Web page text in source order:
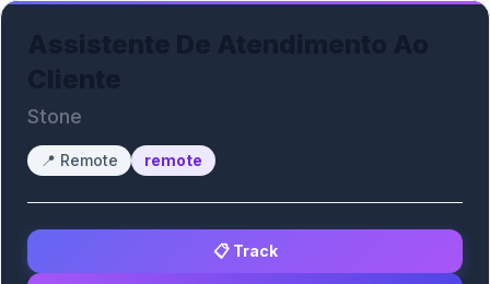
Stone
📍 Remote remote
📋 Track